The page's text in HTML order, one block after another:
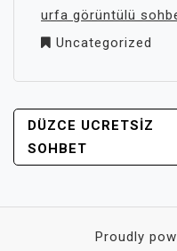
urfa görüntülü
Uncategorized
YAZI
GEZINMESI
DÜZCE UCRETSIZ
SOHBET
Proudly